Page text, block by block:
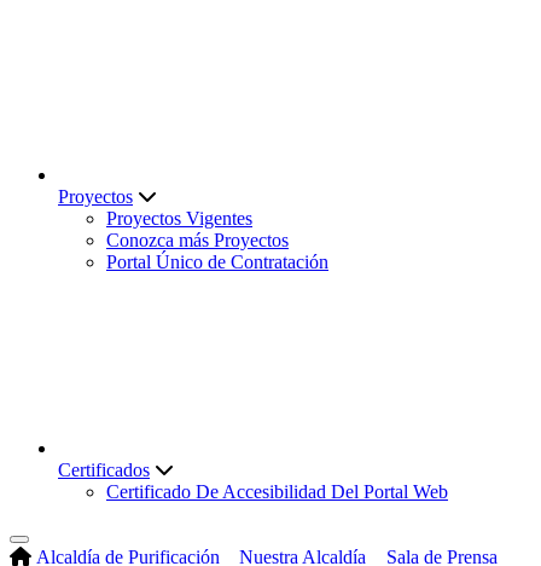
Proyectos
Proyectos Vigentes
Conozca más Proyectos
Portal Único de Contratación
Certificados
Certificado De Accesibilidad Del Portal Web
Alcaldía de Purificación Nuestra Alcaldía Sala de Prensa